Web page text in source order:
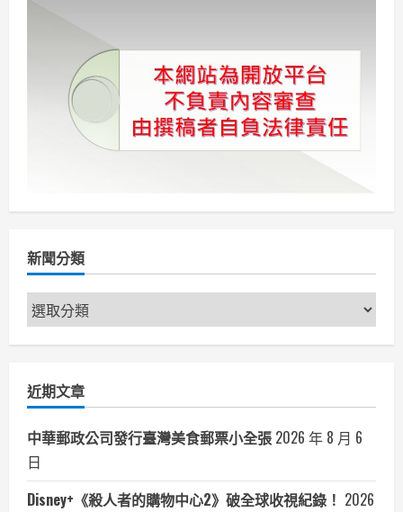
強
明
火
災
安
頁
新聞分類
新
聞
近期文章
中華郵政公司發行臺灣美食郵票小全張 2026 年 8 月 6
日
Disney+《殺人者的購物中心2》破全球收視紀錄！ 2026